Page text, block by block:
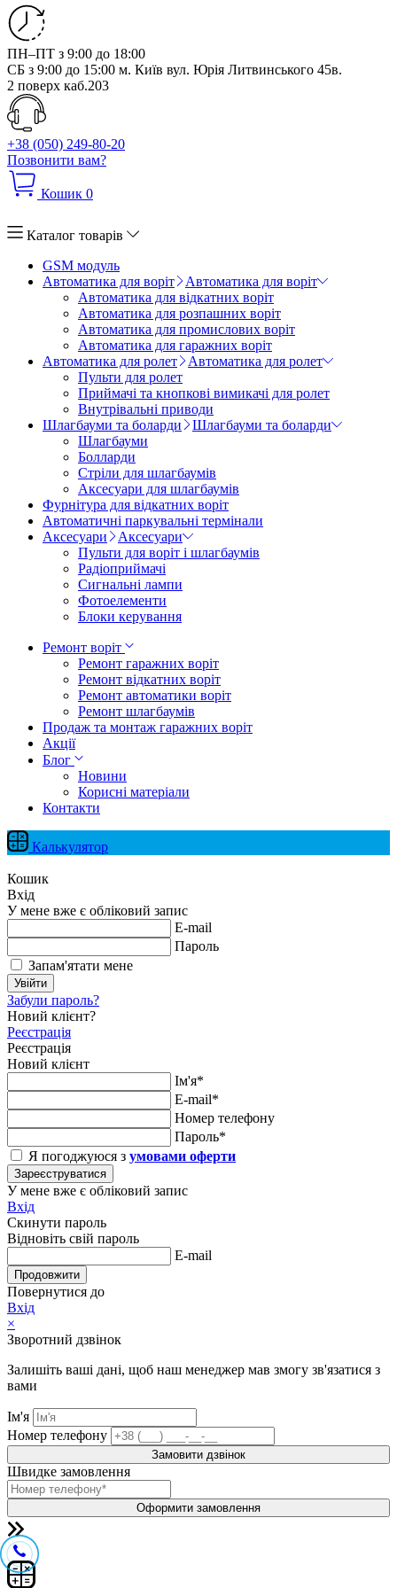
ПН–ПТ з 9:00 до 18:00
СБ з 9:00 до 15:00 м. Київ вул. Юрія Литвинського 45в.
2 поверх каб.203
+38 (050) 249-80-20
Позвонити вам?
Кошик 0
Каталог товарів
GSM модуль
Автоматика для воріт
Автоматика для воріт
Автоматика для відкатних воріт
Автоматика для розпашних воріт
Автоматика для промислових воріт
Автоматика для гаражних воріт
Автоматика для ролет
Автоматика для ролет
Пульти для ролет
Приймачі та кнопкові вимикачі для ролет
Внутрівальні приводи
Шлагбауми та боларди
Шлагбауми та боларди
Шлагбауми
Болларди
Стріли для шлагбаумів
Аксесуари для шлагбаумів
Фурнітура для відкатних воріт
Автоматичні паркувальні термінали
Аксесуари
Аксесуари
Пульти для воріт і шлагбаумів
Радіоприймачі
Сигнальні лампи
Фотоелементи
Блоки керування
Ремонт воріт
Ремонт гаражних воріт
Ремонт відкатних воріт
Ремонт автоматики воріт
Ремонт шлагбаумів
Продаж та монтаж гаражних воріт
Акції
Блог
Новини
Корисні матеріали
Контакти
Калькулятор
Кошик
Вхід
У мене вже є обліковий запис
E-mail
Пароль
Запам'ятати мене
Увійти
Забули пароль?
Новий клієнт?
Реєстрація
Реєстрація
Новий клієнт
Ім'я*
E-mail*
Номер телефону
Пароль*
Я погоджуюся з умовами оферти
Зареєструватися
У мене вже є обліковий запис
Вхід
Скинути пароль
Відновіть свій пароль
E-mail
Продовжити
Повернутися до
Вхід
×
Зворотний дзвінок
Залишіть ваші дані, щоб наш менеджер мав змогу зв'язатися з
вами
Ім'я
Номер телефону
Замовити дзвінок
Швидке замовлення
Оформити замовлення